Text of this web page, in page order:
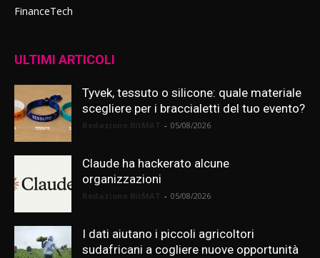
FinanceTech
ULTIMI ARTICOLI
Tyvek, tessuto o silicone: quale materiale
scegliere per i braccialetti del tuo evento?
- 05/08/2026
Claude ha hackerato alcune
organizzazioni
- 05/08/2026
I dati aiutano i piccoli agricoltori
sudafricani a cogliere nuove opportunità